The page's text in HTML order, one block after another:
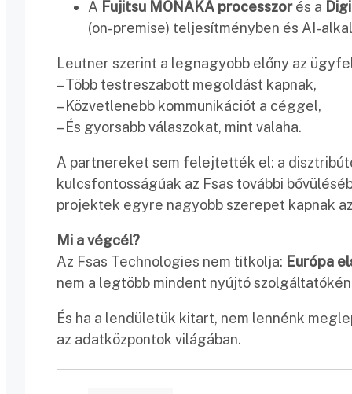
A Fujitsu MONAKA processzorés a
(on-premise) teljesítményben és AI-
Leutner szerint a legnagyobb előny az
– Több testreszabott megoldást kapnak,
– Közvetlenebb kommunikációt a céggel,
– És gyorsabb válaszokat, mint valaha.
A partnereket sem felejtették el: a
kulcsfontosságúak az Fsas további
projektek egyre nagyobb szerepet kapnak
Mi a végcél?
Az Fsas Technologies nem titkolja: Európa
nem a legtöbb mindent nyújtó
És ha a lendületük kitart, nem lennénk
az adatközpontok világában.